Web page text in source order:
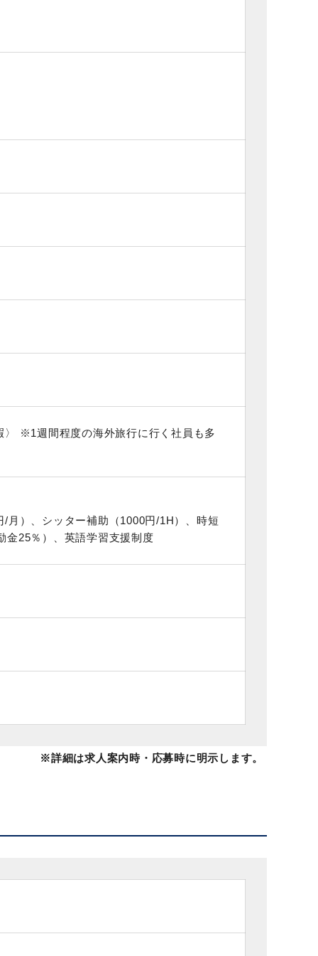
※1週間程度の海外旅行に行く社員も多
月）、シッター補助（1000円/1H）、時短
金25％）、英語学習支援制度
※詳細は求人案内時・応募時に明示します。